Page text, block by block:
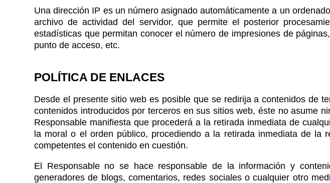
Una dirección IP es un número asignado automáticamente a un
archivo de actividad del servidor, que permite el posterior
estadísticas que permitan conocer el número de impresiones de
punto de acceso, etc.
POLÍTICA DE ENLACES
Desde el presente sitio web es posible que se redirija a contenidos de
contenidos introducidos por terceros en sus sitios web, éste no asume
Responsable manifiesta que procederá a la retirada inmediata de
la moral o el orden público, procediendo a la retirada inmediata de
competentes el contenido en cuestión.
El Responsable no se hace responsable de la información y
generadores de blogs, comentarios, redes sociales o cualquier otro